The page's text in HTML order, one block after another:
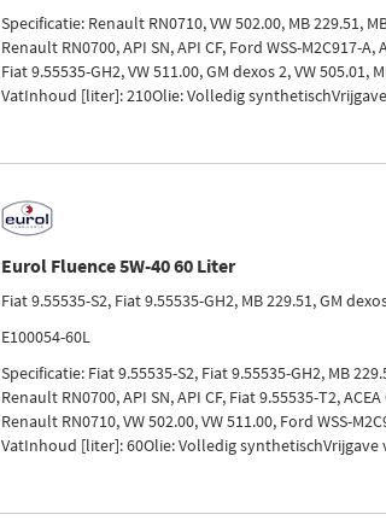
Specificatie: Renault RN0710, VW 502.00, MB 229.51,
Renault RN0700, API SN, API CF, Ford WSS-M2C917-A,
Fiat 9.55535-GH2, VW 511.00, GM dexos 2, VW 505.01,
VatInhoud [liter]: 210Olie: Volledig
Eurol Fluence 5W-40 60 Liter
Fiat 9.55535-S2, Fiat 9.55535-GH2, MB 229.51, GM
E100054-60L
Specificatie: Fiat 9.55535-S2, Fiat 9.55535-GH2, MB
Renault RN0700, API SN, API CF, Fiat 9.55535-T2,
Renault RN0710, VW 502.00, VW 511.00, Ford WSS-
VatInhoud [liter]: 60Olie: Volledig synthetischVrijgave